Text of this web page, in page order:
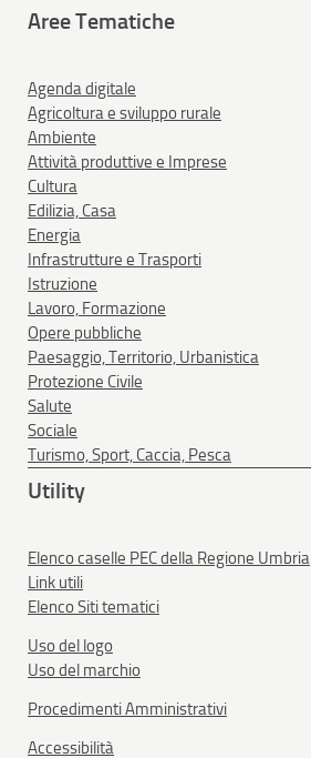
Aree Tematiche
Agenda digitale
Agricoltura e sviluppo rurale
Ambiente
Attività produttive e Imprese
Cultura
Edilizia, Casa
Energia
Infrastrutture e Trasporti
Istruzione
Lavoro, Formazione
Opere pubbliche
Paesaggio, Territorio, Urbanistica
Protezione Civile
Salute
Sociale
Turismo, Sport, Caccia, Pesca
Utility
Elenco caselle PEC della Regione Umbria
Link utili
Elenco Siti tematici
Uso del logo
Uso del marchio
Procedimenti Amministrativi
Accessibilità